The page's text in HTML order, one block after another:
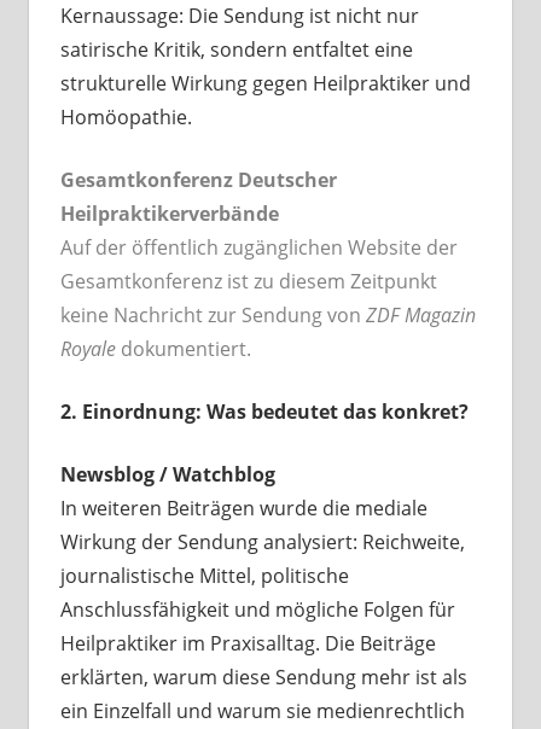
Kernaussage: Die Sendung ist nicht nur
satirische Kritik, sondern entfaltet eine
strukturelle Wirkung gegen Heilpraktiker und
Homöopathie.
Gesamtkonferenz Deutscher
Heilpraktikerverbände
Auf der öffentlich zugänglichen Website der
Gesamtkonferenz ist zu diesem Zeitpunkt
keine Nachricht zur Sendung von ZDF Magazin
Royaledokumentiert.
2. Einordnung: Was bedeutet das konkret?
Newsblog / Watchblog
In weiteren Beiträgen wurde die mediale
Wirkung der Sendung analysiert: Reichweite,
journalistische Mittel, politische
Anschlussfähigkeit und mögliche Folgen für
Heilpraktiker im Praxisalltag. Die Beiträge
erklärten, warum diese Sendung mehr ist als
ein Einzelfall und warum sie medienrechtlich